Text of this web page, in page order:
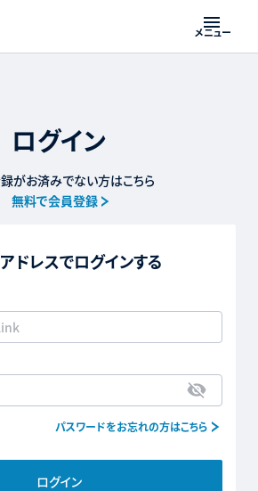
メニュー
ログイン
がお済みでない方はこちら
無料で会員登録
ドレスでログインする
パスワードをお忘れの方はこちら
ログイン